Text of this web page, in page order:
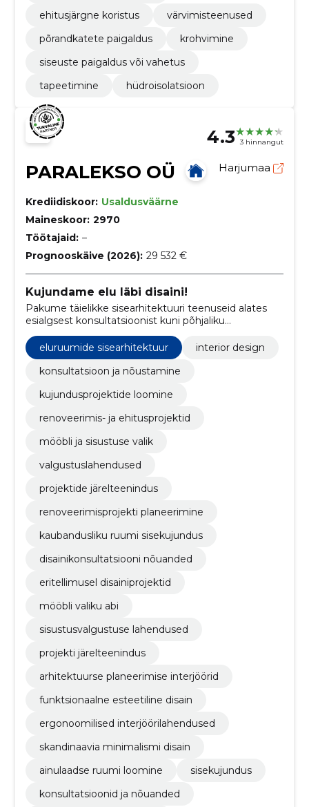
ehitusjärgne koristus
värvimisteenused
põrandkatete paigaldus
krohvimine
siseuste paigaldus või vahetus
tapeetimine
hüdroisolatsioon
4.3 3 hinnangut
PARALEKSO OÜ Harjumaa
Krediidiskoor: Usaldusväärne
Maineskoor: 2970
Töötajaid: –
Prognooskäive (2026): 29 532 €
Kujundame elu läbi disaini!
Pakume täielikke sisearhitektuuri teenuseid alates
esialgsest konsultatsioonist kuni põhjaliku
järelteeninduseni.
eluruumide sisearhitektuur
interior design
konsultatsioon ja nõustamine
kujundusprojektide loomine
renoveerimis- ja ehitusprojektid
mööbli ja sisustuse valik
valgustuslahendused
projektide järelteenindus
renoveerimisprojekti planeerimine
kaubandusliku ruumi sisekujundus
disainikonsultatsiooni nõuanded
eritellimusel disainiprojektid
mööbli valiku abi
sisustusvalgustuse lahendused
projekti järelteenindus
arhitektuurse planeerimise interjöörid
funktsionaalne esteetiline disain
ergonoomilised interjöörilahendused
skandinaavia minimalismi disain
ainulaadse ruumi loomine
sisekujundus
konsultatsioonid ja nõuanded